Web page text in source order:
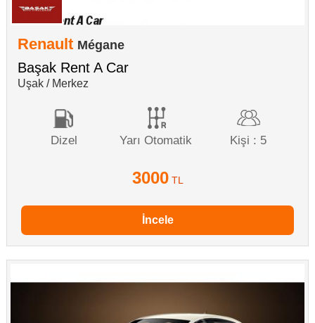
Renault Mégane
Başak Rent A Car
Uşak / Merkez
Dizel Yarı Otomatik Kişi : 5
3000 TL
İncele